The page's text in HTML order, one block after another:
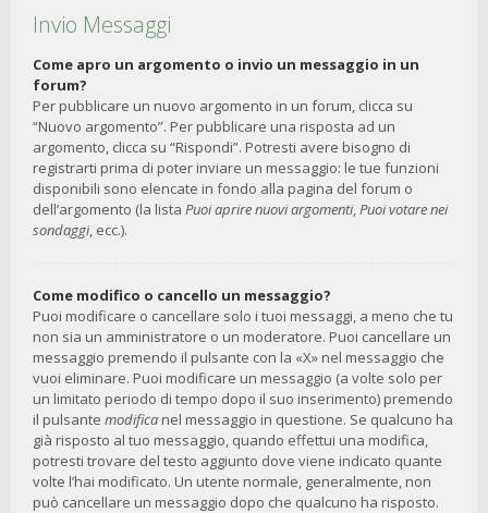
Invio Messaggi
Come apro un argomento o invio un messaggio in un
forum?
Per pubblicare un nuovo argomento in un forum, clicca su
“Nuovo argomento”. Per pubblicare una risposta ad un
argomento, clicca su “Rispondi”. Potresti avere bisogno di
registrarti prima di poter inviare un messaggio: le tue funzioni
disponibili sono elencate in fondo alla pagina del forum o
dell’argomento (la lista Puoi aprire nuovi argomenti,Puoi votare nei
sondaggi, ecc.).
Come modifico o cancello un messaggio?
Puoi modificare o cancellare solo i tuoi messaggi, a meno che tu
non sia un amministratore o un moderatore. Puoi cancellare un
messaggio premendo il pulsante con la «X» nel messaggio che
vuoi eliminare. Puoi modificare un messaggio (a volte solo per
un limitato periodo di tempo dopo il suo inserimento) premendo
il pulsante modifica nel messaggio in questione. Se qualcuno ha
già risposto al tuo messaggio, quando effettui una modifica,
potresti trovare del testo aggiunto dove viene indicato quante
volte l’hai modificato. Un utente normale, generalmente, non
può cancellare un messaggio dopo che qualcuno ha risposto.